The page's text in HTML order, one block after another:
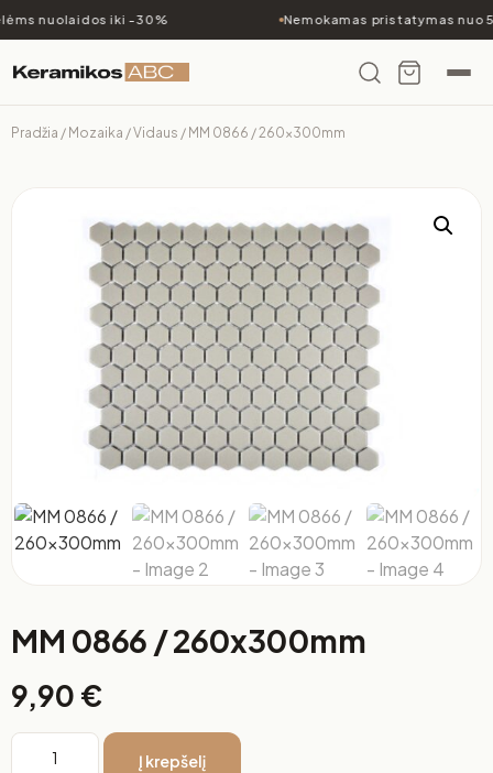
nuolaidos iki -30% Nemokamas pristatymas nuo
Pradžia / Mozaika /Vidaus / MM 0866 / 260x300mm
MM 0866 / 260x300mm
9,90 €
Į krepšelį